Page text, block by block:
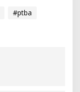
#ptba